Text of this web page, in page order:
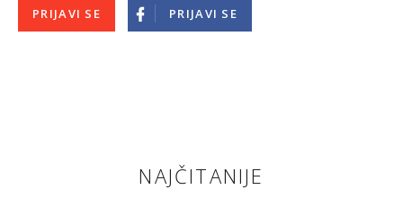
PRIJAVI SE PRIJAVI SE
NAJČITANIJE